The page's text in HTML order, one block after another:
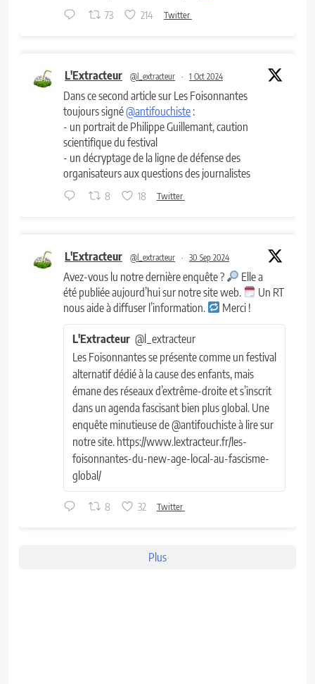
73 214 Twitter
L'Extracteur @l_extracteur · 1 Oct 2024
Dans ce second article sur Les Foisonnantes
toujours signé@antifouchiste :
- un portrait de Philippe Guillemant, caution
scientifique du festival
- un décryptage de la ligne de défense des
organisateurs aux questions des journalistes
8 18 Twitter
L'Extracteur @l_extracteur · 30 Sep 2024
Avez-vous lu notre dernière enquête ?
Elle a
été publiée aujourd’hui sur notre site web.
Un RT
nous aide à diffuser l’information.
Merci !
L'Extracteur @l_extracteur
Les Foisonnantes se présente comme un festival
alternatif dédié à la cause des enfants, mais
émane des réseaux d’extrême-droite et s’inscrit
dans un agenda fascisant bien plus global. Une
enquête minutieuse de @antifouchiste à lire sur
notre site. https://www.lextracteur.fr/les-
foisonnantes-du-new-age-local-au-fascisme-
global/
8 32 Twitter
Plus